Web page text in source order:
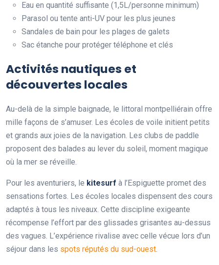
Eau en quantité suffisante (1,5L/personne minimum)
Parasol ou tente anti-UV pour les plus jeunes
Sandales de bain pour les plages de galets
Sac étanche pour protéger téléphone et clés
Activités nautiques et
découvertes locales
Au-delà de la simple baignade, le littoral montpelliérain offre
mille façons de s’amuser. Les écoles de voile initient petits
et grands aux joies de la navigation. Les clubs de paddle
proposent des balades au lever du soleil, moment magique
où la mer se réveille.
Pour les aventuriers, le kitesurf à l’Espiguette promet des
sensations fortes. Les écoles locales dispensent des cours
adaptés à tous les niveaux. Cette discipline exigeante
récompense l’effort par des glissades grisantes au-dessus
des vagues. L’expérience rivalise avec celle vécue lors d’un
séjour dans les spots réputés du sud-ouest.